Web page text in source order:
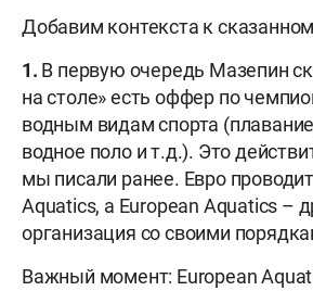
Добавим контекста к
1. В первую очередь Мазепин
на столе» есть оффер по
водным видам спорта
водное поло и т.д.). Это
мы писали ранее. Евро
Aquatics, а European Aquatics –
организация со своими
Важный момент: European